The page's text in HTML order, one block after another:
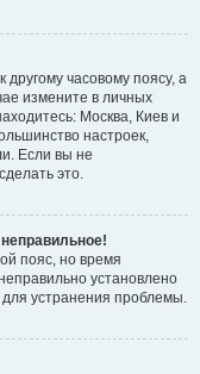
часовому поясу, а
измените в личных
Москва, Киев и
настроек,
Если вы не
это.
пояс, но время
установлено
устранения проблемы.